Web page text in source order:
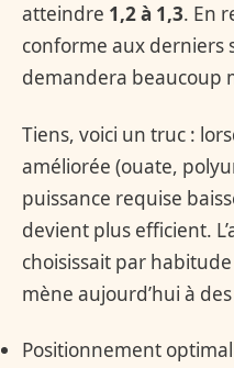
atteindre 1,2 à 1,3. En
conforme aux derniers
demandera beaucoup
Tiens, voici un truc :
améliorée (ouate,
puissance requise
devient plus efficient.
choisissait par
mène aujourd’hui à
Positionnement